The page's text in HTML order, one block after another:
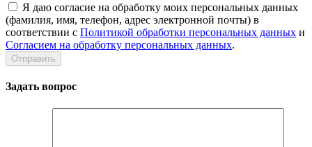
Я даю согласие на обработку моих персональных данных
(фамилия, имя, телефон, адрес электронной почты) в
соответствии с Политикой обработки персональных данных и
Согласием на обработку персональных данных.
Задать вопрос